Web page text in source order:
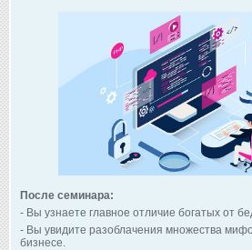
После семинара:
- Вы узнаете главное отличие богатых от
- Вы увидите разоблачения множества
бизнесе.